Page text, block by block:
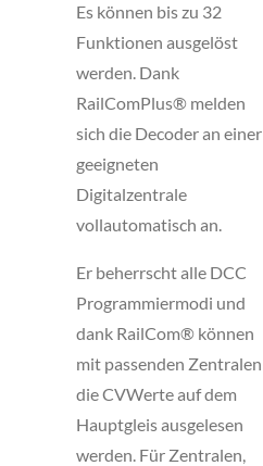
Es können bis zu 32
Funktionen ausgelöst
werden. Dank
RailComPlus® melden
sich die Decoder an einer
geeigneten
Digitalzentrale
vollautomatisch an.
Er beherrscht alle DCC
Programmiermodi und
dank RailCom® können
mit passenden Zentralen
die CVWerte auf dem
Hauptgleis ausgelesen
werden. Für Zentralen,